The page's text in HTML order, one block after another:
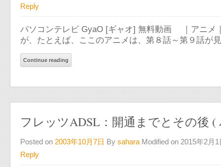
Reply
パソコンテレビ GyaO [ギャオ] 無料動画 ｜アニメ
が、たとえば、ここのアニメは、第８話～第９話
Continue reading
フレッツADSL：開通までとその後
Posted on 2003年10月7日 By sahara Modified on 2015年2月1
Reply